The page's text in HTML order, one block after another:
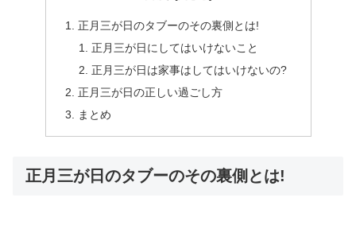
正月三が日のタブーのその裏側とは!
正月三が日にしてはいけないこと
正月三が日は家事はしてはいけないの?
正月三が日の正しい過ごし方
まとめ
正月三が日のタブーのその裏側とは!